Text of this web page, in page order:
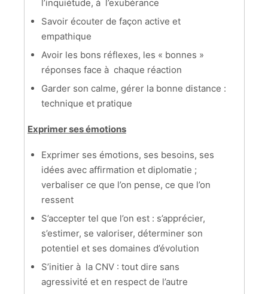
l’inquiétude, à l’exubérance
Savoir écouter de façon active et
empathique
Avoir les bons réflexes, les « bonnes »
réponses face à chaque réaction
Garder son calme, gérer la bonne distance :
technique et pratique
Exprimer ses émotions
Exprimer ses émotions, ses besoins, ses
idées avec affirmation et diplomatie ;
verbaliser ce que l’on pense, ce que l’on
ressent
S’accepter tel que l’on est : s’apprécier,
s’estimer, se valoriser, déterminer son
potentiel et ses domaines d’évolution
S’initier à la CNV : tout dire sans
agressivité et en respect de l’autre